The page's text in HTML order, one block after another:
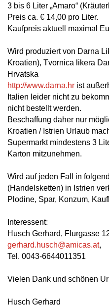
3 bis 6 Liter „Amaro“
Preis ca. € 14,00 pro Liter.
Kaufpreis aktuell maximal
Wird produziert von Darna
Kroatien), Tvornica likera
Hrvatska
http://www.darna.hr ist
Italien leider nicht zu
nicht bestellt werden.
Beschaffung daher nur
Kroatien / Istrien Urlaub
Supermarkt mindestens 3
Karton mitzunehmen.
Wird auf jeden Fall in
(Handelsketten) in Istrien
Plodine, Spar, Konzum,
Interessent:
Husch Gerhard, Flurgasse
gerhard.husch@amicas.at,
Tel. 0043-6644011351
Vielen Dank und schönen
Husch Gerhard